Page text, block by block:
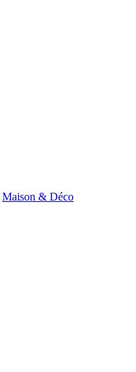
Maison & Déco